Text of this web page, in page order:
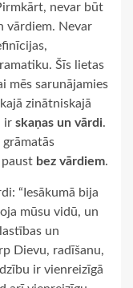
nevar būt
vārdiem. Nevar
Šīs lietas
mēs sarunājamies
zinātniskajā
ir skaņas un vārdi.
grāmatās
bez vārdiem.
“Iesākumā bija
mūsu vidū, un
un
Dievu, radīšanu,
ir vienreizīgā